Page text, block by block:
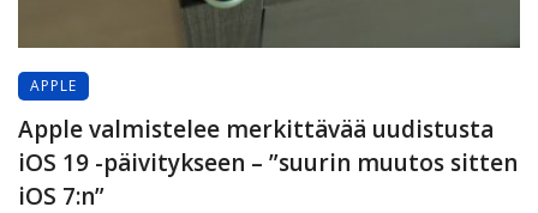
APPLE
Apple valmistelee merkittävää uudistusta
iOS 19 -päivitykseen – ”suurin muutos sitten
iOS 7:n”